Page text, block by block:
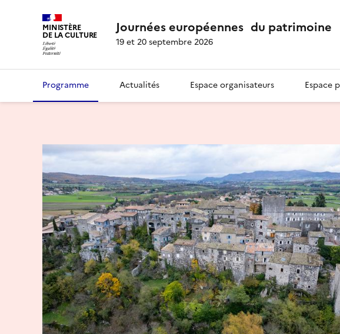
MINISTÈRE
DE LA CULTURE Journées européennes du patrimoine
19 et 20 septembre 2026
Programme Actualités Espace organisateurs Espace